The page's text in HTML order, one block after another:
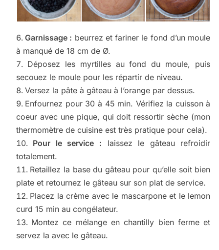
Garnissage : beurrez et fariner le fond d’un moule
à manqué de 18 cm de Ø.
Déposez les myrtilles au fond du moule, puis
secouez le moule pour les répartir de niveau.
Versez la pâte à gâteau à l’orange par dessus.
Enfournez pour 30 à 45 min. Vérifiez la cuisson à
coeur avec une pique, qui doit ressortir sèche (mon
thermomètre de cuisine est très pratique pour cela).
Pour le service : laissez le gâteau refroidir
totalement.
Retaillez la base du gâteau pour qu’elle soit bien
plate et retournez le gâteau sur son plat de service.
Placez la crème avec le mascarpone et le lemon
curd 15 min au congélateur.
Montez ce mélange en chantilly bien ferme et
servez la avec le gâteau.